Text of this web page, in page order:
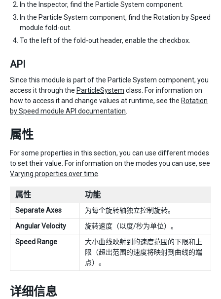
In the Inspector, find the Particle System component.
In the Particle System component, find the Rotation by Speed
module fold-out.
To the left of the fold-out header, enable the checkbox.
API
Since this module is part of the Particle System component, you
access it through the ParticleSystem class. For information on
how to access it and change values at runtime, see the Rotation
by Speed module API documentation
属性
For some properties in this section, you can use different modes
to set their value. For information on the modes you can use, see
Varying properties over time
属性 功能
Separate Axes
为每个旋转轴独立控制旋转。
Angular Velocity
旋转速度（以度/秒为单位）。
Speed Range
大小曲线映射到的速度范围的下限和上
限（超出范围的速度将映射到曲线的端
点）。
详细信息